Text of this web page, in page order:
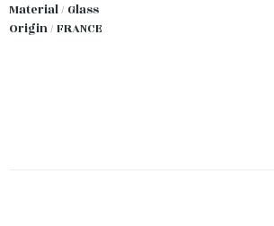
Material / Glass
Origin / FRANCE